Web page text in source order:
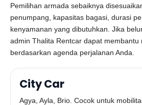
Pemilihan armada sebaiknya
penumpang, kapasitas bagasi, durasi
kenyamanan yang dibutuhkan. Jika
admin Thalita Rentcar dapat
berdasarkan agenda perjalanan Anda.
City Car
Agya, Ayla, Brio. Cocok untuk